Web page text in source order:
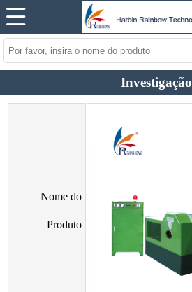
Investigação
Nome do
Produto